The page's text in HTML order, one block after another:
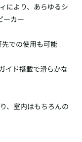
により、あらゆるシ
ーカー
での使用も可能
イド搭載で滑らかな
、室内はもちろんの